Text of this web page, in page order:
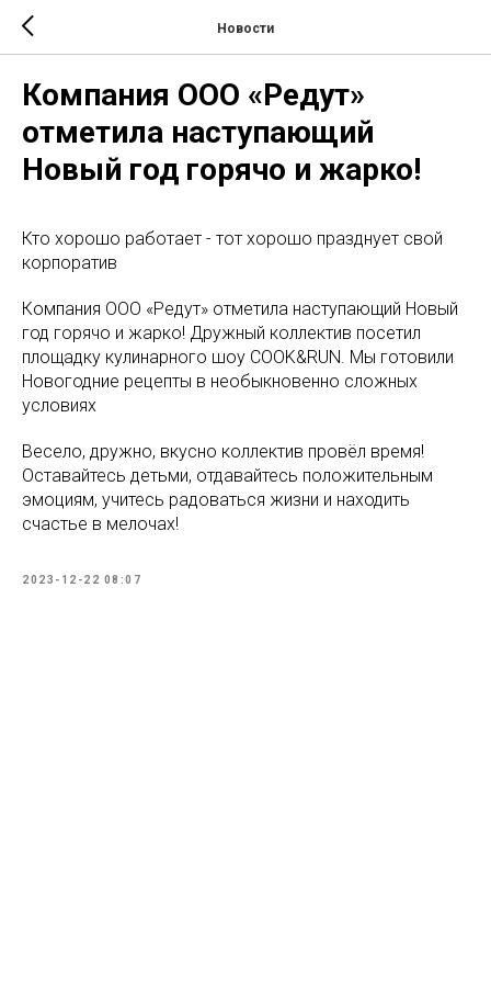
Новости
Компания ООО «Редут»
отметила наступающий
Новый год горячо и жарко!
Кто хорошо работает - тот хорошо празднует свой
корпоратив
Компания ООО «Редут» отметила наступающий Новый
год горячо и жарко! Дружный коллектив посетил
площадку кулинарного шоу COOK&RUN. Мы готовили
Новогодние рецепты в необыкновенно сложных
условиях
Весело, дружно, вкусно коллектив провёл время!
Оставайтесь детьми, отдавайтесь положительным
эмоциям, учитесь радоваться жизни и находить
счастье в мелочах!
2023-12-22 08:07